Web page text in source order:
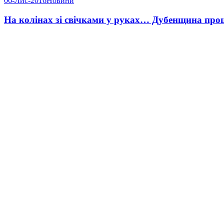
На колінах зі свічками у руках… Дубенщина